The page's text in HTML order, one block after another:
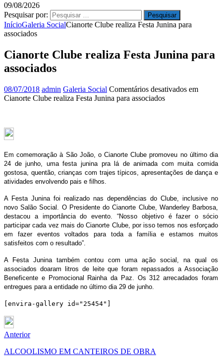
09/08/2026
Pesquisar por:
InícioGaleria SocialCianorte Clube realiza Festa Junina para
associados
Cianorte Clube realiza Festa Junina para
associados
08/07/2018 admin Galeria Social Comentários desativados em
Cianorte Clube realiza Festa Junina para associados
Em comemoração à São João, o Cianorte Clube promoveu no último dia
24 de junho, uma festa junina pra lá de animada com muita comida
gostosa, quentão, crianças com trajes típicos, apresentações de dança e
atividades envolvendo pais e filhos.
A Festa Junina foi realizado nas dependências do Clube, inclusive no
novo Salão Social. O Presidente do Cianorte Clube, Wanderley Barbosa,
destacou a importância do evento. “Nosso objetivo é fazer o sócio
participar cada vez mais do Cianorte Clube, por isso temos nos esforçado
em fazer eventos voltados para toda a família e estamos muitos
satisfeitos com o resultado”.
A Festa Junina também contou com uma ação social, na qual os
associados doaram litros de leite que foram repassados a Associação
Beneficente e Promocional Rainha da Paz. Os 312 arrecadados foram
entregues para a entidade no último dia 29 de junho.
[envira-gallery id="25454"]
Anterior
ALCOOLISMO EM CANTEIROS DE OBRA